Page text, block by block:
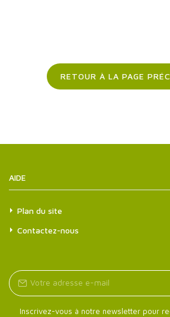
RETOUR À LA PAGE
AIDE
Plan du site
Contactez-nous
Inscrivez-vous à notre newsletter pour